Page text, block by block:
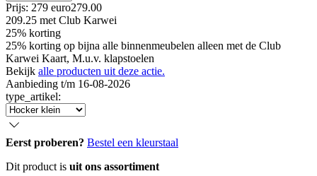
Prijs: 279 euro279.00
209.25 met Club Karwei
25% korting
25% korting op bijna alle binnenmeubelen alleen met de Club
Karwei Kaart, M.u.v. klapstoelen
Bekijk alle producten uit deze actie.
Aanbieding t/m 16-08-2026
type_artikel:
Eerst proberen? Bestel een kleurstaal
Dit product is uit ons assortiment